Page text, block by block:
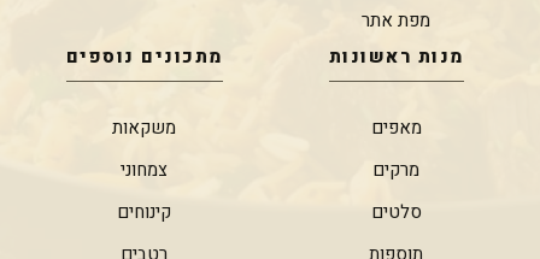
מפת אתר
מנות ראשונות
מאפים
מרקים
סלטים
מתכונים נוספים
משקאות
צמחוני
קינוחים